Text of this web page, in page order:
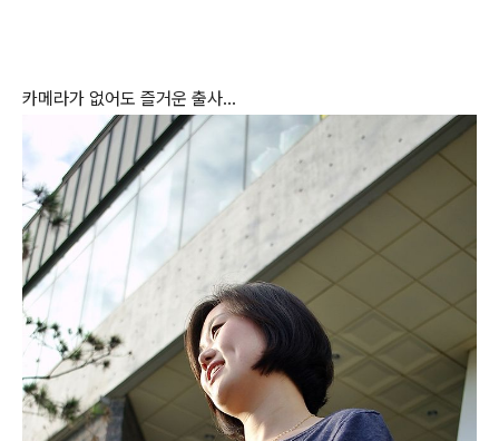
카메라가 없어도 즐거운 출사...